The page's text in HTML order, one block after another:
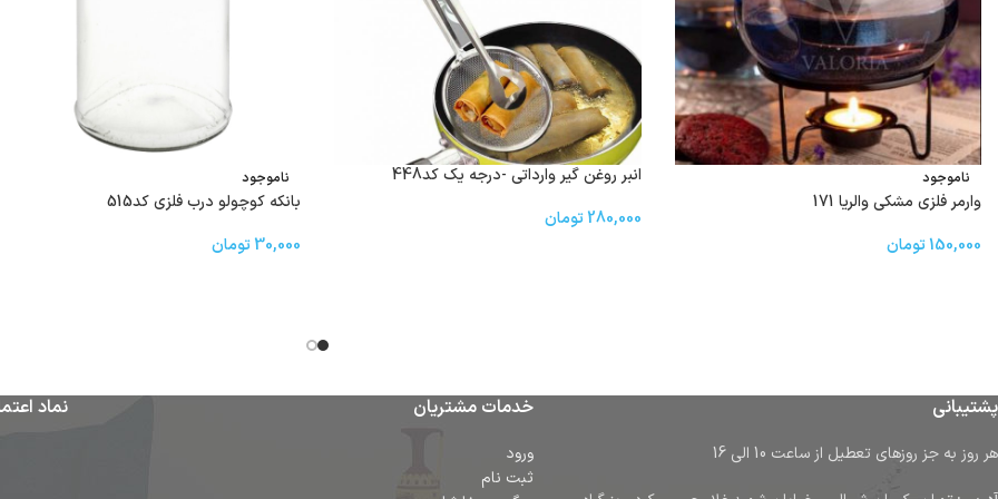
ناموجود
وارمر فلزی مشکی والریا 171
150,000تومان
انبر روغن گیر وارداتی -درجه یک کد448
280,000 تومان
ناموجود
بانکه کوچولو درب فلزی کد515
30,000تومان
پشتیبانی
هر روز به جز روزهای تعطیل از ساعت 10 الی 16
خدمات مشتریان
ورود
ثبت نام
نماد